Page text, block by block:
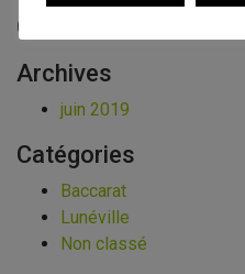
Commentaires
Archives
juin 2019
Catégories
Baccarat
Lunéville
Non classé